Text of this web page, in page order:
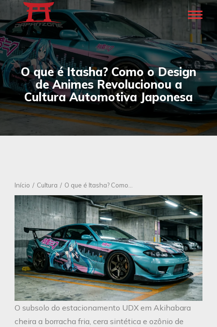
O que é Itasha? Como o Design
de Animes Revolucionou a
Cultura Automotiva Japonesa
Você está aqui:
Início Cultura O que é Itasha? Como…
O subsolo do estacionamento UDX em Akihabara
cheira a borracha fria, cera sintética e ozônio de